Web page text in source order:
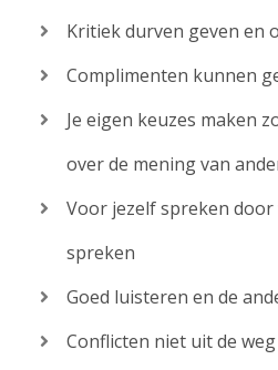
Kritiek durven geven en
Complimenten kunnen
Je eigen keuzes maken
over de mening van
Voor jezelf spreken
spreken
Goed luisteren en de
Conflicten niet uit de